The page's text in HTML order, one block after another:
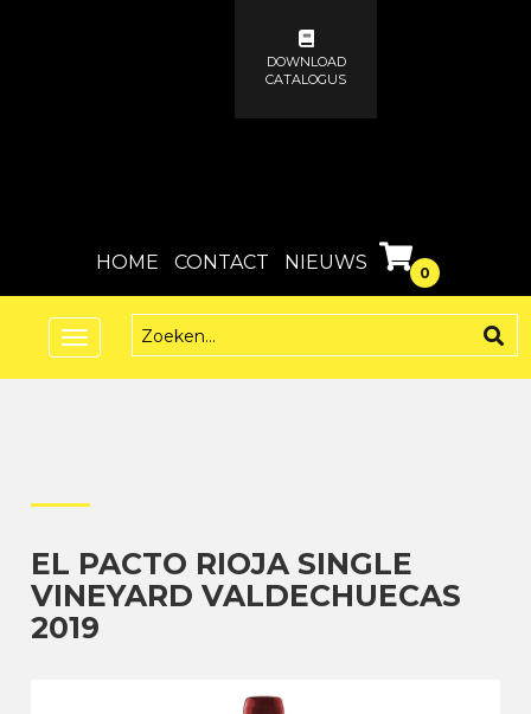
DOWNLOAD
CATALOGUS
HOME CONTACT NIEUWS 0
Toggle
EL PACTO RIOJA SINGLE
VINEYARD VALDECHUECAS
2019